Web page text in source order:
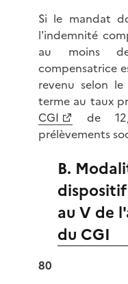
Si le mandat
l'indemnité
au moins
compensatrice
revenu selon
terme au taux
CGI
de
prélèvements
B.
au V de
du CGI
80